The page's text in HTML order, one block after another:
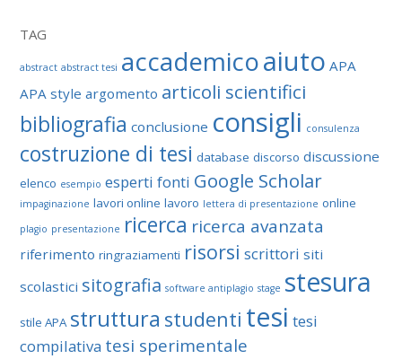
TAG
abstract abstract tesi accademicoaiuto APA
APA style argomento articoli scientifici
bibliografia conclusione consigli consulenza
costruzione di tesi database discorso discussione
elenco esempio esperti fonti Google Scholar
impaginazione lavori online lavoro lettera di presentazione online
plagio presentazione ricerca ricerca avanzata
riferimento ringraziamenti risorsi scrittori siti
scolastici sitografia software antiplagio stage stesura
stile APA struttura studenti tesi tesi
compilativa tesi sperimentale